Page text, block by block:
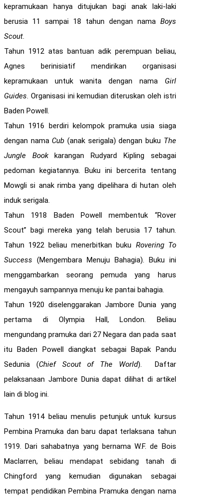
kepramukaan hanya ditujukan bagi anak laki-laki
berusia 11 sampai 18 tahun dengan nama Boys
Scout.
Tahun 1912 atas bantuan adik perempuan beliau,
Agnes berinisiatif mendirikan organisasi
kepramukaan untuk wanita dengan nama Girl
Guides. Organisasi ini kemudian diteruskan oleh istri
Baden Powell.
Tahun 1916 berdiri kelompok pramuka usia siaga
dengan nama Cub (anak serigala) dengan buku The
Jungle Bookkarangan Rudyard Kipling sebagai
pedoman kegiatannya. Buku ini bercerita tentang
Mowgli si anak rimba yang dipelihara di hutan oleh
induk serigala.
Tahun 1918 Baden Powell membentuk “Rover
Scout” bagi mereka yang telah berusia 17 tahun.
Tahun 1922 beliau menerbitkan buku Rovering To
Success (Mengembara Menuju Bahagia). Buku ini
menggambarkan seorang pemuda yang harus
mengayuh sampannya menuju ke pantai bahagia.
Tahun 1920 diselenggarakan Jambore Dunia yang
pertama di Olympia Hall, London. Beliau
mengundang pramuka dari 27 Negara dan pada saat
itu Baden Powell diangkat sebagai Bapak Pandu
Sedunia (Chief Scout of The World). Daftar
pelaksanaan Jambore Dunia dapat dilihat di artikel
lain di blog ini.
Tahun 1914 beliau menulis petunjuk untuk kursus
Pembina Pramuka dan baru dapat terlaksana tahun
1919. Dari sahabatnya yang bernama W.F. de Bois
Maclarren, beliau mendapat sebidang tanah di
Chingford yang kemudian digunakan sebagai
tempat pendidikan Pembina Pramuka dengan nama